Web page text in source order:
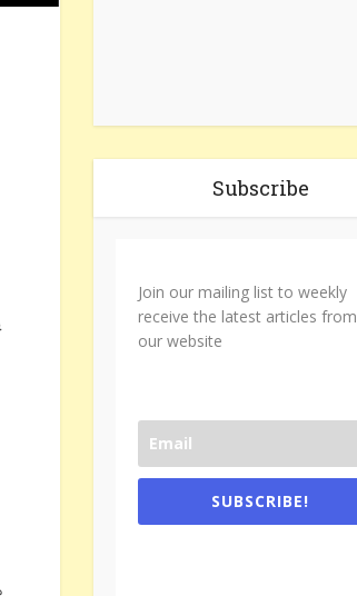
Subscribe
Join our mailing list to weekly
receive the latest articles from
our website
SUBSCRIBE!